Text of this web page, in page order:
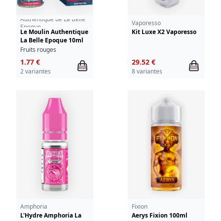
Authentique de La Belle
Epoque
Le Moulin Authentique
La Belle Epoque 10ml
Fruits rouges
1.77 €
2 variantes
Vaporesso
Kit Luxe X2 Vaporesso
29.52 €
8 variantes
Amphoria
L'Hydre Amphoria La
Fixion
Aerys Fixion 100ml